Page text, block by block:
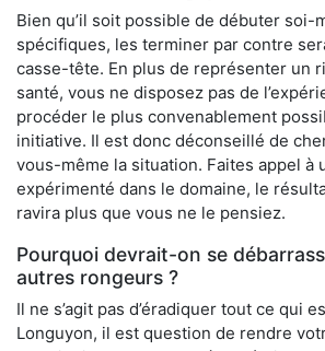
Bien qu’il soit possible de débuter soi-
spécifiques, les terminer par contre
casse-tête. En plus de représenter un
santé, vous ne disposez pas de
procéder le plus convenablement
initiative. Il est donc déconseillé de
vous-même la situation. Faites appel à
expérimenté dans le domaine, le
ravira plus que vous ne le pensiez.
Pourquoi devrait-on se
autres rongeurs ?
Il ne s’agit pas d’éradiquer tout ce qui
Longuyon, il est question de rendre